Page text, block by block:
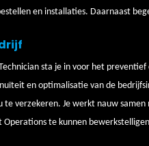
en installaties. Daarnaast
sta je in voor het
en optimalisatie van de
te verzekeren. Je werkt nauw
te kunnen